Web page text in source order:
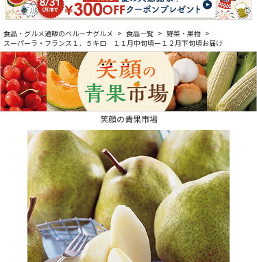
食品・グルメ通販のベルーナグルメ > 食品一覧 > 野菜・果物 >
スーパーラ・フランス１．５キロ １１月中旬頃ー１２月下旬頃お届け
笑顔の青果市場